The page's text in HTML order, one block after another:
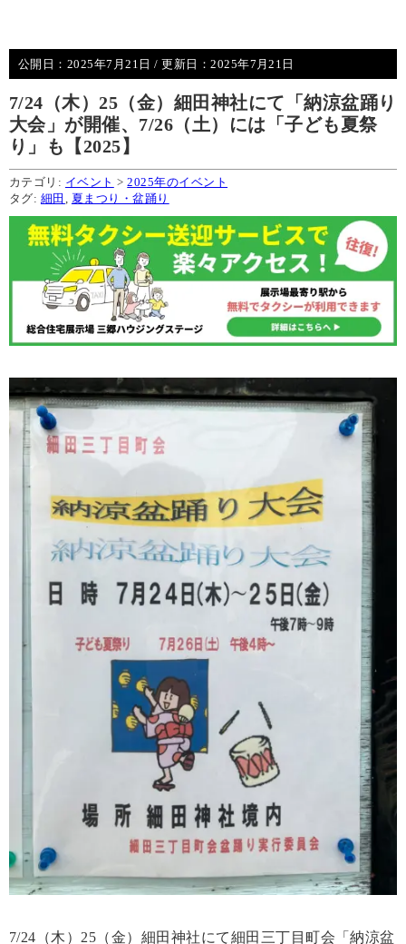
公開日： 2025年7月21日 / 更新日：2025年7月21日
7/24（木）25（金）細田神社にて「納涼盆踊り
大会」が開催、7/26（土）には「子ども夏祭
り」も【2025】
カテゴリ: イベント >2025年のイベント
タグ: 細田 夏まつり・盆踊り
7/24（木）25（金）細田神社にて細田三丁目町会「納涼盆